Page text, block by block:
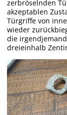
zerbröselnden
akzeptablen
Türgriffe von
wieder
die
dreieinhalb